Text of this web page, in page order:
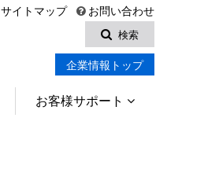
サイトマップ
お問い合わせ
検索
企業情報トップ
お客様サポート